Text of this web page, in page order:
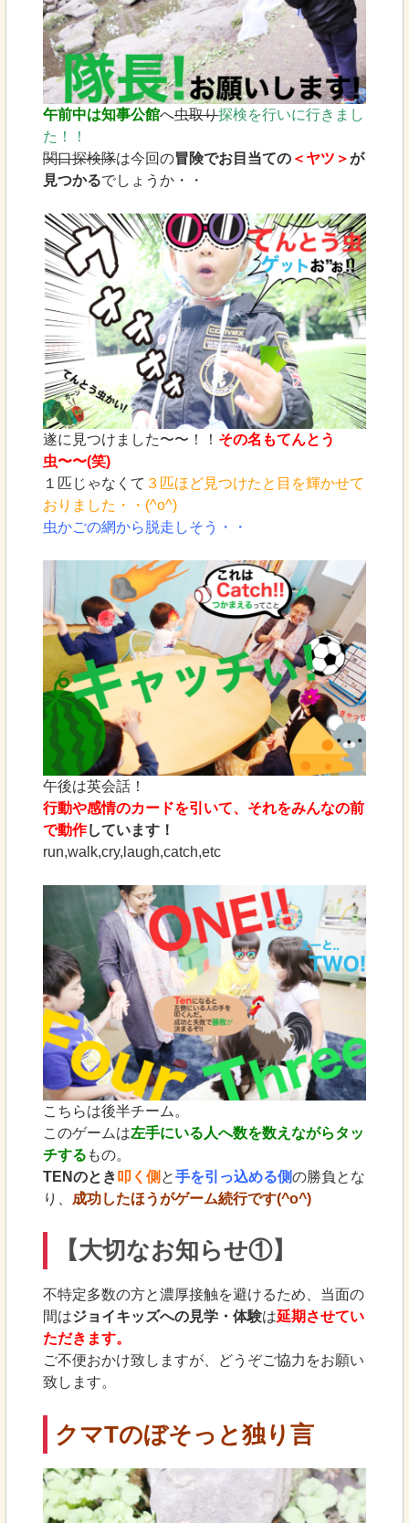
午前中は知事公館へ虫取り探検を行いに行きまし
た！！
関口探検隊は今回の冒険でお目当ての ＜ヤツ＞が
見つかるでしょうか・・
遂に見つけました〜〜！！ その名もてんとう
虫〜〜(笑)
１匹じゃなくて ３匹ほど見つけたと目を輝かせて
おりました・・(^o^)
虫かごの網から脱走しそう・・
午後は英会話！
行動や感情のカードを引いて、それをみんなの前
で動作しています！
run,walk,cry,laugh,catch,etc
こちらは後半チーム。
このゲームは左手にいる人へ数を数えながらタッ
チする もの。
TENのとき 叩く側 と手を引っ込める側の勝負とな
り、 成功したほうがゲーム続行です(^o^)
【大切なお知らせ①】
不特定多数の方と濃厚接触を避けるため、当面の
間はジョイキッズへの見学・体験は延期させてい
ただきます。
ご不便おかけ致しますが、どうぞご協力をお願い
致します。
クマTのぼそっと独り言